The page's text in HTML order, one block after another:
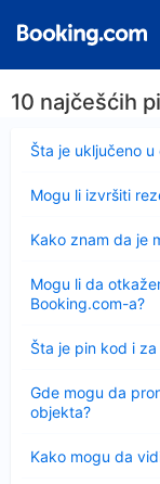
10 najčešćih
Šta je uključeno u
Sažeto
Mogu li izvršiti
Kako znam da je
Mogu li da
Booking.com-a?
Šta je pin kod i
Sažeto
Gde mogu da
objekta?
Kako mogu da